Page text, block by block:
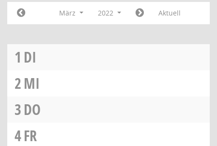
März 2022 Aktuell
1 DI
2MI
3DO
4FR